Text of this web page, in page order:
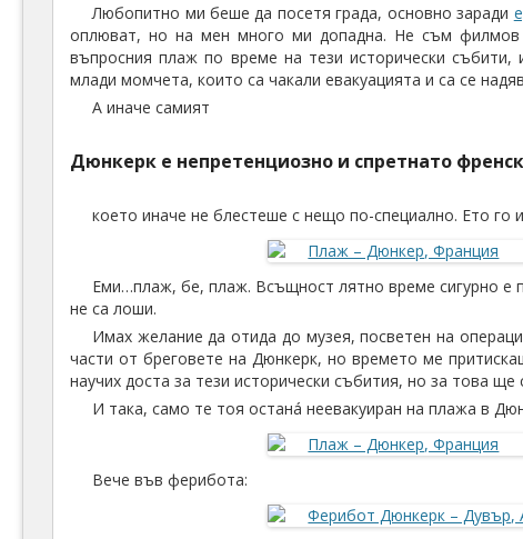
Любопитно ми беше да посетя града, основно заради
оплюват, но на мен много ми допадна. Не съм
въпросния плаж по време на тези исторически
млади момчета, които са чакали евакуацията и са се
А иначе самият
Дюнкерк е непретенциозно и спретнато
което иначе не блестеше с нещо по-специално. Ето го
Еми…плаж, бе, плаж. Всъщност лятно време сигурно е
не са лоши.
Имах желание да отида до музея, посветен на
части от бреговете на Дюнкерк, но времето ме
научих доста за тези исторически събития, но за това ще
И така, само те тоя останá неевакуиран на плажа в
Вече във ферибота: